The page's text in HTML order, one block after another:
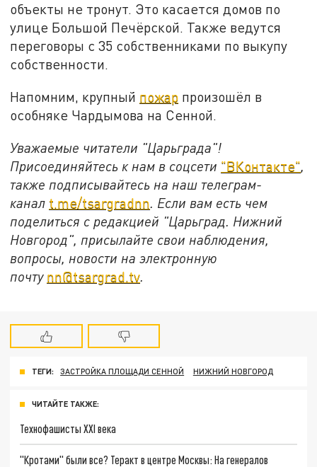
объекты не тронут. Это касается домов по
улице Большой Печёрской. Также ведутся
переговоры с 35 собственниками по выкупу
собственности.
Напомним, крупный пожар произошёл в
особняке Чардымова на Сенной.
Уважаемые читатели "Царьграда"!
Присоединяйтесь к нам в соцсети "ВКонтакте",
также подписывайтесь на наш телеграм-
канал t.me/tsargradnn. Если вам есть чем
поделиться с редакцией "Царьград. Нижний
Новгород", присылайте свои наблюдения,
вопросы, новости на электронную
почту nn@tsargrad.tv.
ТЕГИ: ЗАСТРОЙКА ПЛОЩАДИ СЕННОЙ НИЖНИЙ НОВГОРОД
ЧИТАЙТЕ ТАКЖЕ:
Технофашисты XXI века
"Кротами" были все? Теракт в центре Москвы: На генералов